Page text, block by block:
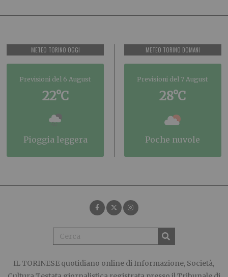
METEO TORINO OGGI
Previsioni del 6 August
22°C
pioggia leggera
METEO TORINO DOMANI
Previsioni del 7 August
28°C
poche nuvole
IL TORINESE quotidiano online di Informazione, Società,